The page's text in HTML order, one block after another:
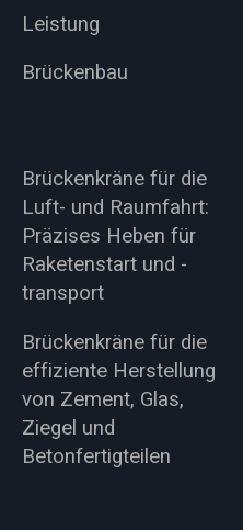
Leistung
Brückenbau
Brückenkräne für die
Luft- und Raumfahrt:
Präzises Heben für
Raketenstart und -
transport
Brückenkräne für die
effiziente Herstellung
von Zement, Glas,
Ziegel und
Betonfertigteilen